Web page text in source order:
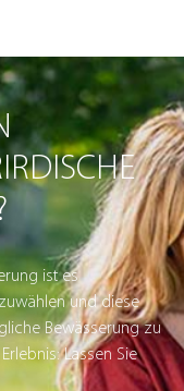
ist es
und diese
Bewässerung zu
Lassen Sie